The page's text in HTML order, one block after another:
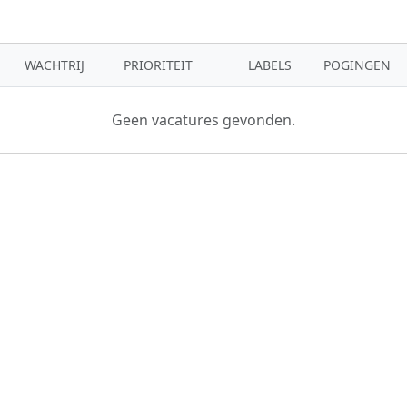
WACHTRIJ PRIORITEIT LABELS POGINGEN
Geen vacatures gevonden.